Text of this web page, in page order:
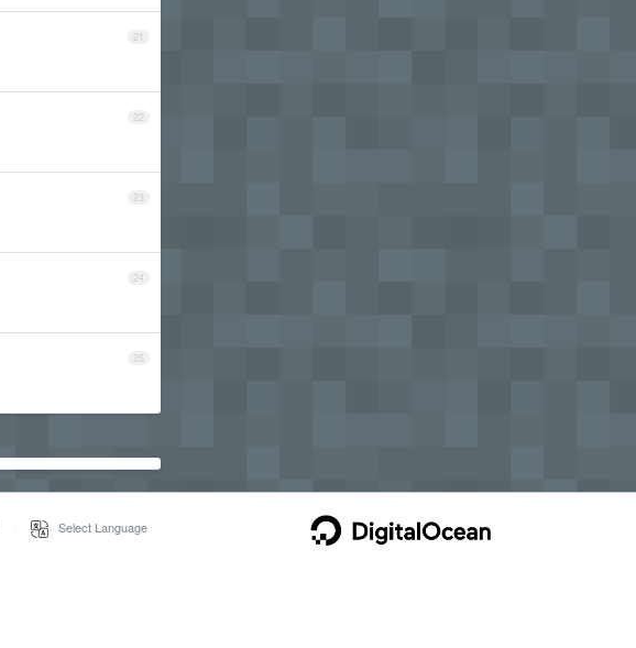
21
22
23
24
25
Select Language